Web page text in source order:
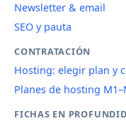
Newsletter & email
SEO y pauta
CONTRATACIÓN
Hosting: elegir plan y
Planes de hosting
FICHAS EN